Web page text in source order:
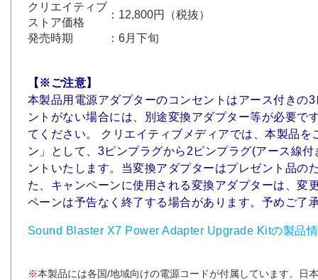
クリエイティブ
ストア価格
：12,800円（税抜）
発売時期
：6月下旬
【※ご注意】
本製品用電源アダプターのコンセントはアース付きの
ントがない場合には、別途変換アダプター等が必要で
てください。 クリエイティブメディアでは、本製品を
ン」として、3ピンプラグから2ピンプラグ(アース線
ントいたします。当変換アダプターはプレゼント品の
た、キャンペーンに使用される変換アダプターは、変
ペーンは予告なく終了する場合があります。予めご了
Sound Blaster X7 Power Adapter Upgrade Kitの製品
※本製品には各国/地域向けの電源コードが付属しています。日